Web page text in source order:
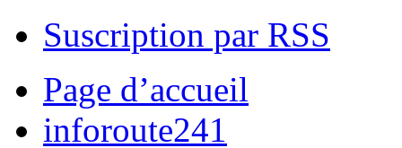
Suscription par RSS
Page d’accueil
inforoute241